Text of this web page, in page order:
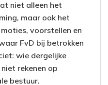
niet alleen het
maar ook het
voorstellen en
FvD bij betrokken
wie dergelijke
rekenen op
bestuur.